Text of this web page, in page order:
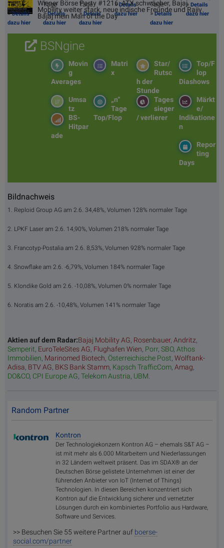
Tage
»Details
dazu hier
Tage
»Details
dazu hier
Tage
»Details
dazu hier
»Details
dazu hier
Tage
»Details
dazu hier
» Details
dazu hier
Wiener Börse Party #1216: ATX schwächer, Bajaj
Mobility weiter stark, neue indische Freunde und Rajiv
Bajaj mein Man of the Day
BSNgine
Top/F
lop
Diashows
Star/
Rutsc
h der
Stunde
Matri
x
Movin
g
Averages
Märkt
e/
Indikatione
n
Tages
sieger
/ verlierer
„n“
Tage
Top/Flop
Umsa
tz
BS-
Hitpar
ade
Repor
ting
Days
Bildnachweis
1. Reploid Group AG am 2.6. 34,48%, Volumen 128% normaler Tage
2. LPKF Laser am 2.6. 14,90%, Volumen 218% normaler Tage
3. Francotyp-Postalia am 2.6. 8,53%, Volumen 928% normaler Tage
4. Snowflake am 2.6. -6,79%, Volumen 184% normaler Tage
5. Klondike Gold am 2.6. -10,08%, Volumen 0% normaler Tage
6. Noratis am 2.6. -10,48%, Volumen 141% normaler Tage
Aktien auf dem Radar:Bajaj Mobility AG, Rosenbauer, Andritz,
Semperit, EuroTeleSites AG, Flughafen Wien, Porr, SBO, Athos
Immobilien, Marinomed Biotech, Österreichische Post, Wolftank-
Adisa, BTV AG, BKS Bank Stamm, Kapsch TrafficCom, Amag,
DO&CO, CPI Europe AG, Telekom Austria, UBM
Random Partner
Kontron
Der Technologiekonzern Kontron AG – ehemals S&T AG –
ist mit mehr als 6.000 Mitarbeitern und Niederlassungen
in 32 Ländern weltweit präsent. Das im SDAX® an der
Deutschen Börse gelistete Unternehmen ist einer der
führenden Anbieter von IoT (Internet of Things)
Technologien. In diesen Bereichen konzentriert sich
Kontron auf die Entwicklung sicherer und vernetzter
Lösungen durch ein kombiniertes Portfolio aus Hardware,
Software und Services.
>> Besuchen Sie 55 weitere Partner auf boerse-
social.com/partner